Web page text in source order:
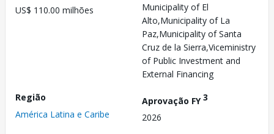
US$ 110.00 milhões
Municipality of El
Alto,Municipality of La
Paz,Municipality of Santa
Cruz de la Sierra,Viceministry
of Public Investment and
External Financing
Região
América Latina e Caribe
Aprovação FY3
2026